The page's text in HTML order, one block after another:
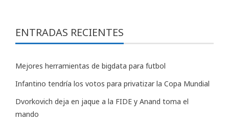
ENTRADAS RECIENTES
Mejores herramientas de bigdata para futbol
Infantino tendría los votos para privatizar la Copa Mundial
Dvorkovich deja en jaque a la FIDE y Anand toma el
mando